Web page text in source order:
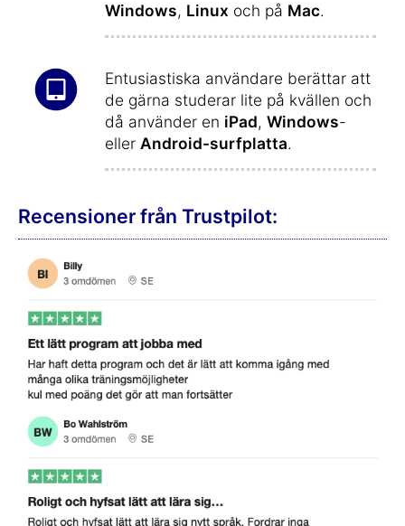
Windows, Linux och på Mac.
Entusiastiska användare berättar att
de gärna studerar lite på kvällen och
då använder en iPad, Windows-
eller Android-surfplatta.
Recensioner från Trustpilot: